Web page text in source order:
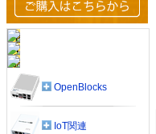
OpenBlocks
IoT関連